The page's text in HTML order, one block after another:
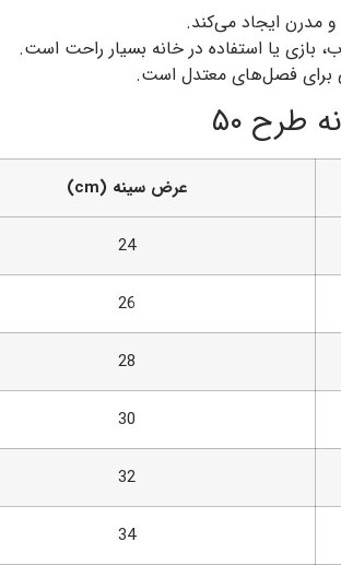
مدرن ایجاد می‌کند.
بازی یا استفاده در خانه بسیار راحت است.
برای فصل‌های معتدل است.
۵۰
عرض سینه (cm)
24
26
28
30
32
34